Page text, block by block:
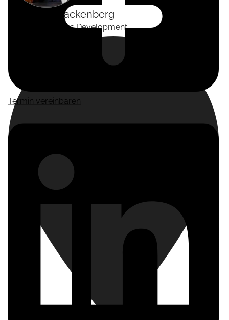
Termin vereinbaren
Tackenberg
Head of Business Development